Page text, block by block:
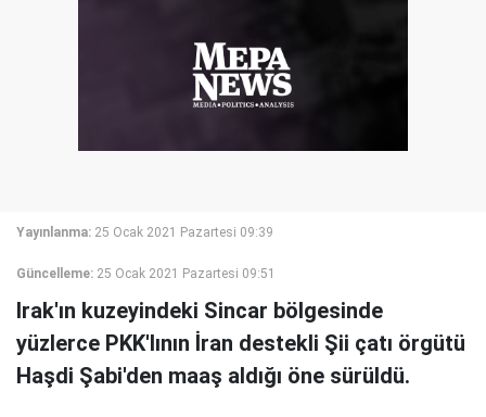
Yayınlanma: 25 Ocak 2021 Pazartesi 09:39
Güncelleme: 25 Ocak 2021 Pazartesi 09:51
Irak'ın kuzeyindeki Sincar bölgesinde
yüzlerce PKK'lının İran destekli Şii çatı örgütü
Haşdi Şabi'den maaş aldığı öne sürüldü.